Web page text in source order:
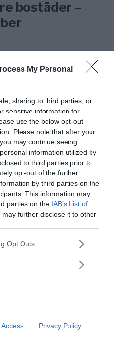
My Personal
sharing to third parties, or
sensitive information for
use the below opt-out
Please note that after your
may continue seeing
information utilized by
to third parties prior to
opt-out of the further
by third parties on the
This information may
parties on the IAB’s List of
may further disclose it to other
uses one or more Google
behaviour. You may click to
purposes in below Google
Opt Outs
Access Privacy Policy
bostäder –
En
är redan
nyhets-mail